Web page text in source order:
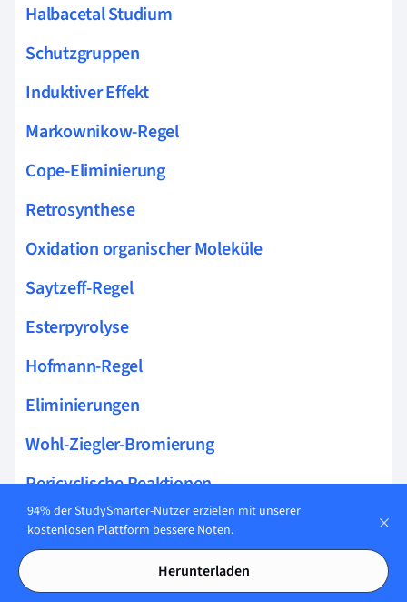
Halbacetal Studium
Schutzgruppen
Induktiver Effekt
Markownikow-Regel
Cope-Eliminierung
Retrosynthese
Oxidation organischer Moleküle
Saytzeff-Regel
Esterpyrolyse
Hofmann-Regel
Eliminierungen
Wohl-Ziegler-Bromierung
Pericyclische Reaktionen
Hofmann-Eliminierung
Nucleophile Addition
94% der StudySmarter-Nutzer erzielen mit unserer
kostenlosen Plattform bessere Noten.
Herunterladen